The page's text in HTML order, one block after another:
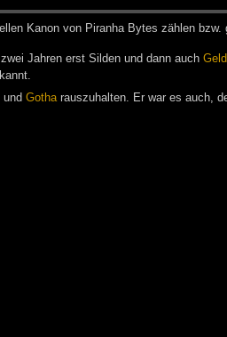
Ka­non von Pi­ran­ha Bytes zäh­len bzw.
Jahren erst Silden und dann auch
und Gotharauszuhalten. Er war es auch,